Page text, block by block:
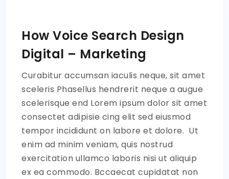
How Voice Search Design
Digital – Marketing
Curabitur accumsan iaculis neque, sit amet
sceleris Phasellus hendrerit neque a augue
scelerisque end Lorem ipsum dolor sit amet
consectet adipisie cing elit sed eiusmod
tempor incididunt on labore et dolore. Ut
enim ad minim veniam, quis nostrud
exercitation ullamco laboris nisi ut aliquip
ex ea commodo. Bccaecat cupidatat non